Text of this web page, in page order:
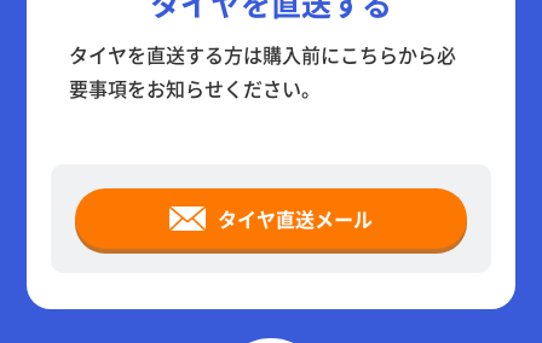
タイヤを直送する方は購入前にこちらから必
要事項をお知らせください。
タイヤ直送メール